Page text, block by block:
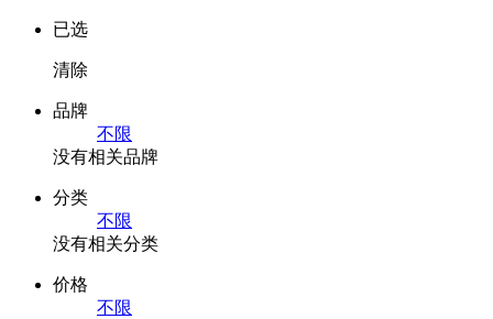
已选
清除
品牌
不限
没有相关品牌
分类
不限
没有相关分类
价格
不限